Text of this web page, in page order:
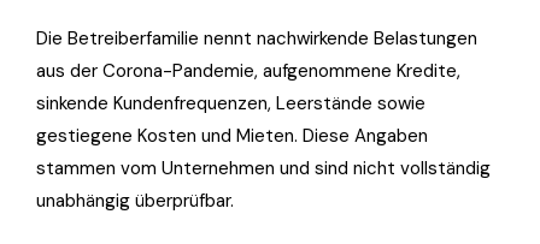
Die Betreiberfamilie nennt nachwirkende Belastungen
aus der Corona-Pandemie, aufgenommene Kredite,
sinkende Kundenfrequenzen, Leerstände sowie
gestiegene Kosten und Mieten. Diese Angaben
stammen vom Unternehmen und sind nicht vollständig
unabhängig überprüfbar.